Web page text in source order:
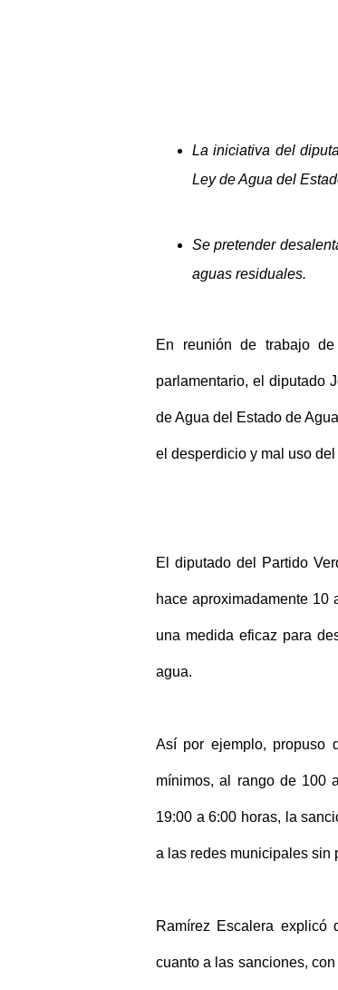
La iniciativa del
Ley de Agua del
Se pretender
aguas residuales.
En reunión de trabajo
parlamentario, el diputado
de Agua del Estado de
el desperdicio y mal uso del
El diputado del Partido
hace aproximadamente 10
una medida eficaz para
agua.
Así por ejemplo, propuso
mínimos, al rango de 100
19:00 a 6:00 horas, la
a las redes municipales sin
Ramírez Escalera
cuanto a las sanciones,